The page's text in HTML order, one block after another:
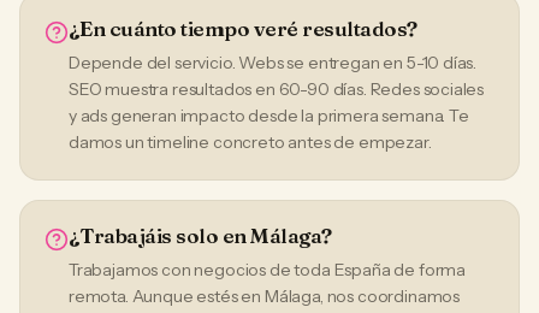
¿En cuánto tiempo veré resultados?
Depende del servicio. Webs se entregan en 5-10 días.
SEO muestra resultados en 60-90 días. Redes sociales
y ads generan impacto desde la primera semana. Te
damos un timeline concreto antes de empezar.
¿Trabajáis solo en Málaga?
Trabajamos con negocios de toda España de forma
remota. Aunque estés en Málaga, nos coordinamos